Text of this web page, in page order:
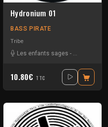
Hydronium 01
BASS PIRATE
Tribe
Les enfants sages - Protokseed
10.80€ TTC